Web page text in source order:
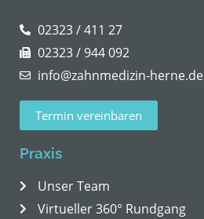
02323 / 411 27
02323 / 944 092
info@zahnmedizin-herne.de
Termin vereinbaren
Praxis
Unser Team
Virtueller 360° Rundgang